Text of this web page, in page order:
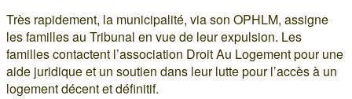
Très rapidement, la municipalité, via son OPHLM, assigne
les familles au Tribunal en vue de leur expulsion. Les
familles contactent l’association Droit Au Logement pour une
aide juridique et un soutien dans leur lutte pour l’accès à un
logement décent et définitif.